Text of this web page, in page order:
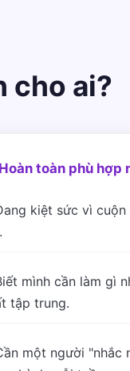
cho ai?
Hoàn toàn phù hợp
kiệt sức vì
mình cần làm gì
tập trung.
một người "nhắc